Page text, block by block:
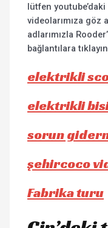
lütfen
videolarımıza göz
adlarımızla
bağlantılara
elektrikli
elektrikli
sorun
şehircoco
Fabrika turu